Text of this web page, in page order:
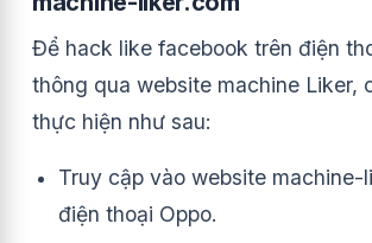
Để hack like facebook trên điện
thông qua website machine Liker,
thực hiện như sau:
Truy cập vào website machine-
điện thoại Oppo.